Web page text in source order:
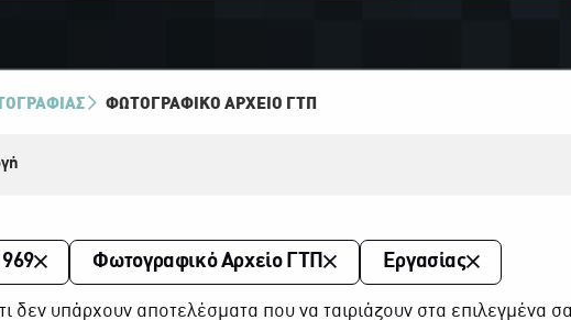
ΦΩΤΟΓΡΑΦΙΚΌ ΑΡΧΕΊΟ ΓΤΠ
Φωτογραφικό Αρχείο ΓΤΠ Εργασίας
δεν υπάρχουν αποτελέσματα που να ταιριάζουν στα επιλεγμένα